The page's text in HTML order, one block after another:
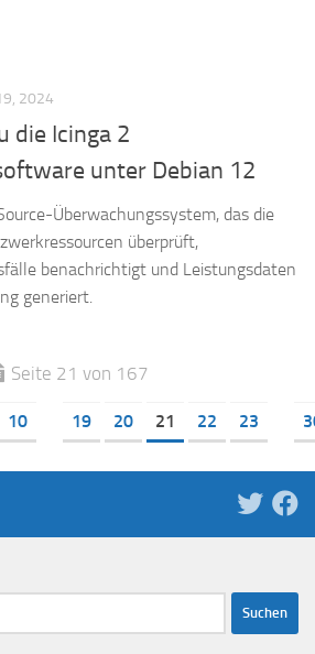
2024
die Icinga 2
unter Debian 12
Überwachungssystem, das die
überprüft,
benachrichtigt und Leistungsdaten
generiert.
Seite 21 von 167
10 19 20 21 22 23